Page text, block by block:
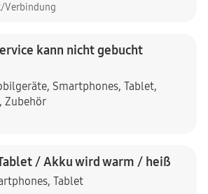
Verbindung
kann nicht gebucht
, Smartphones, Tablet,
, Zubehör
/ Akku wird warm / heiß
, Tablet